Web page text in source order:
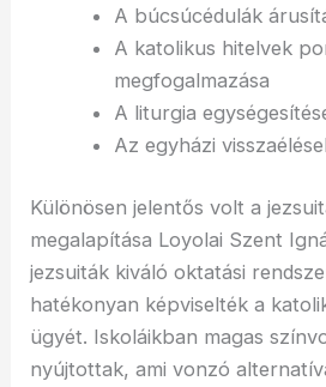
A búcsúcédulák
A katolikus hitelvek
megfogalmazása
A liturgia
Az egyházi
Különösen jelentős volt a
megalapítása Loyolai Szent
jezsuiták kiváló oktatási
hatékonyan képviselték a
ügyét. Iskoláikban magas
nyújtottak, ami vonzó